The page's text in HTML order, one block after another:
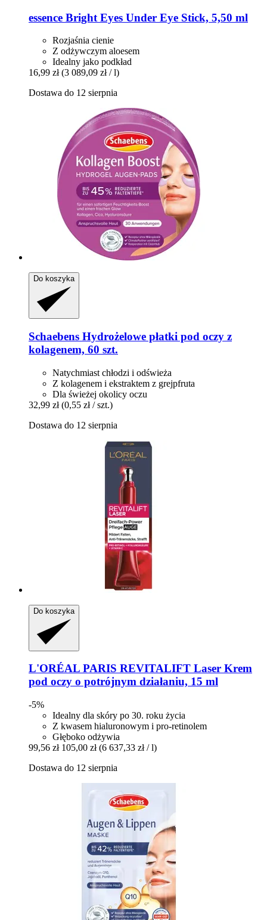
essence Bright Eyes Under Eye Stick, 5,50 ml
Rozjaśnia cienie
Z odżywczym aloesem
Idealny jako podkład
16,99 zł (3 089,09 zł / l)
Dostawa do 12 sierpnia
Do koszyka
Schaebens Hydrożelowe płatki pod oczy z
kolagenem, 60 szt.
Natychmiast chłodzi i odświeża
Z kolagenem i ekstraktem z grejpfruta
Dla świeżej okolicy oczu
32,99 zł (0,55 zł / szt.)
Dostawa do 12 sierpnia
Do koszyka
L'ORÉAL PARIS REVITALIFT Laser Krem
pod oczy o potrójnym działaniu, 15 ml
-5%
Idealny dla skóry po 30. roku życia
Z kwasem hialuronowym i pro-retinolem
Głęboko odżywia
99,56 zł 105,00 zł (6 637,33 zł / l)
Dostawa do 12 sierpnia